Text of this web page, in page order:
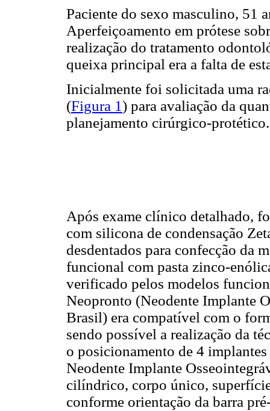
Paciente do sexo masculino, 51
Aperfeiçoamento em prótese
realização do tratamento
queixa principal era a falta de
Inicialmente foi solicitada uma
(Figura 1) para avaliação da
planejamento cirúrgico-protético.
Após exame clínico detalhado,
com silicona de condensação
desdentados para confecção da
funcional com pasta zinco-
verificado pelos modelos
Neopronto (Neodente Implante
Brasil) era compatível com o
sendo possível a realização da
o posicionamento de 4
Neodente Implante
cilíndrico, corpo único,
conforme orientação da barra